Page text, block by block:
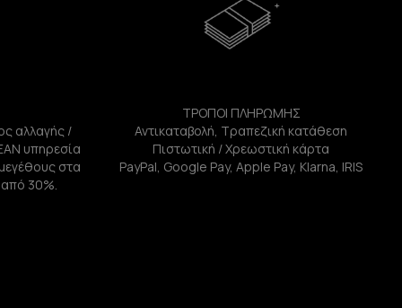
αλλαγής /
υπηρεσία
στα
30%.
ΤΡΟΠΟΙ ΠΛΗΡΩΜΗΣ
Αντικαταβολή, Τραπεζική κατάθεση
Πιστωτική / Χρεωστική κάρτα
PayPal, Google Pay, Apple Pay, Klarna, IRIS